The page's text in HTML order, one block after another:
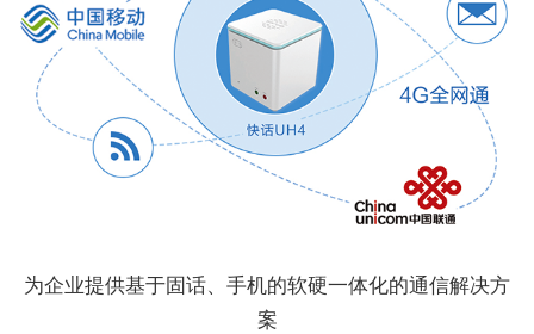
为企业提供基于固话、手机的软硬一体化的通信解决方
案